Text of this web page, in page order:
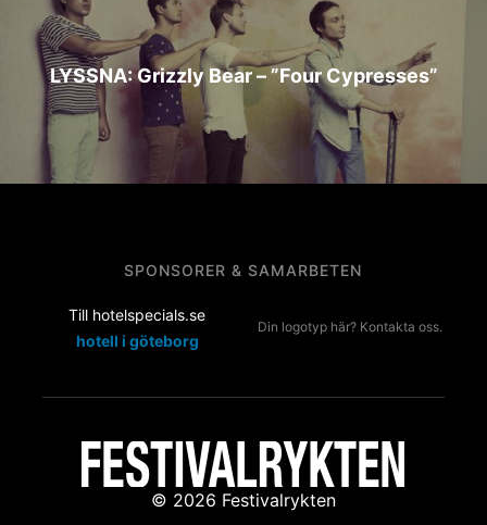
LYSSNA: Grizzly Bear – ”Four Cypresses”
SPONSORER & SAMARBETEN
Till hotelspecials.se
hotell i göteborg
Din logotyp här? Kontakta oss.
© 2026 Festivalrykten